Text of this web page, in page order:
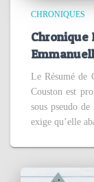
CHRONIQUES
Chronique
Le Résumé de
Couston est
sous pseudo
exige qu’elle